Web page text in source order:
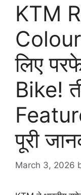
KTM
लिए
Bike!
पूरी
March 3, 2026